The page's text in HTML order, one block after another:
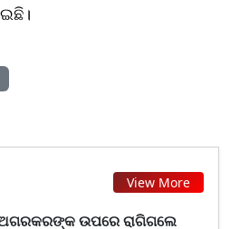
View More
ଉପରେ ରାଗିଗଲେ